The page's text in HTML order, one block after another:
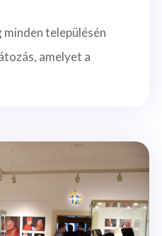
minden településén
amelyet a